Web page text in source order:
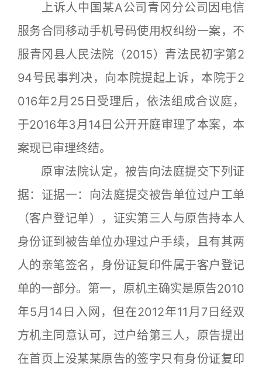
上诉人中国某A公司青冈分公司因电信
服务合同移动手机号码使用权纠纷一案，不
服青冈县人民法院（2015）青法民初字第2
94号民事判决，向本院提起上诉，本院于2
016年2月25日受理后，依法组成合议庭，
于2016年3月14日公开开庭审理了本案，本
案现已审理终结。
原审法院认定，被告向法庭提交下列证
据：证据一：向法庭提交被告单位过户工单
（客户登记单），证实第三人与原告持本人
身份证到被告单位办理过户手续，且有其两
人的亲笔签名，身份证复印件属于客户登记
单的一部分。第一，原机主确实是原告2010
年5月14日入网，但在2012年11月7日经双
方机主同意认可，过户给第三人，原告提出
在首页上没某某原告的签字只有身份证复印